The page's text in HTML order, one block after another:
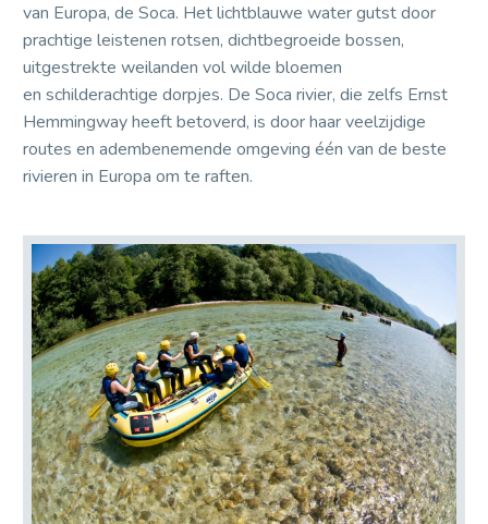
van Europa, de Soca. Het lichtblauwe water gutst door
prachtige leistenen rotsen, dichtbegroeide bossen,
uitgestrekte weilanden vol wilde bloemen
en schilderachtige dorpjes. De Soca rivier, die zelfs Ernst
Hemmingway heeft betoverd, is door haar veelzijdige
routes en adembenemende omgeving één van de beste
rivieren in Europa om te raften.